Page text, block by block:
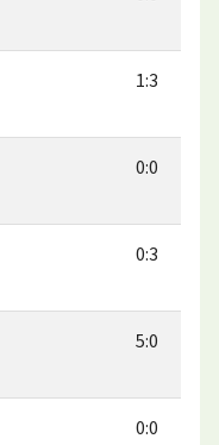
1:3
0:0
0:3
5:0
0:0